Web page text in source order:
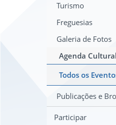
Turismo
Freguesias
Galeria de Fotos
Agenda Cultural
Todos os
Publicações e
Participar